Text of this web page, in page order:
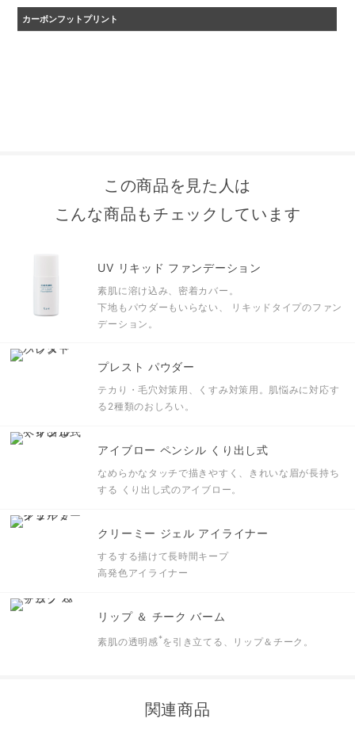
カーボンフットプリント
この商品を見た人は
こんな商品もチェックしています
UV リキッド ファンデーション
素肌に溶け込み、密着カバー。
下地もパウダーもいらない、 リキッドタイプのファン
デーション。
プレスト パウダー
テカり・毛穴対策用、くすみ対策用。肌悩みに対応す
る2種類のおしろい。
アイブロー ペンシル くり出し式
なめらかなタッチで描きやすく、きれいな眉が長持ち
する くり出し式のアイブロー。
クリーミー ジェル アイライナー
するする描けて長時間キープ
高発色アイライナー
リップ ＆ チーク バーム
素肌の透明感*を引き立てる、リップ＆チーク。
関連商品